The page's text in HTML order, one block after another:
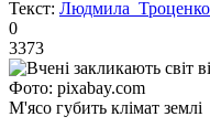
Текст: Людмила Троценко
0
3373
Фото: pixabay.com
М'ясо губить клімат землі